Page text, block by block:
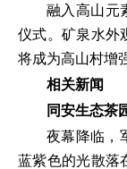
融入高山元
仪式。矿泉水外
将成为高山村增
相关新闻
同安生态茶
夜幕降临，
蓝紫色的光散落